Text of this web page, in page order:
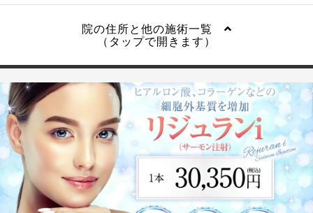
院の住所と他の施術一覧
（タップで開きます）